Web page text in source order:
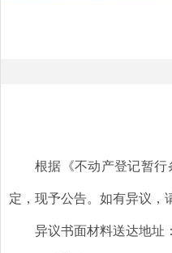
根据《不动产登记暂
定，现予公告。如有异议，
异议书面材料送达地址